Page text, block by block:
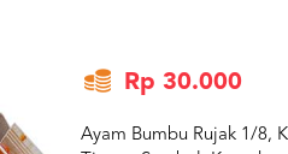
Rp 30.000
Ayam Bumbu Rujak 1/8,